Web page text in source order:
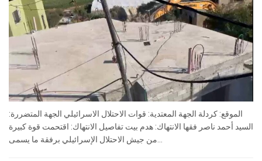
الموقع: كردلة الجهة المعتدية: قوات الاحتلال الاسرائيلي الجهة المتضررة:
السيد أحمد ناصر فقها الانتهاك: هدم بيت تفاصيل الانتهاك: اقتحمت قوة كبيرة